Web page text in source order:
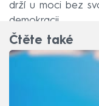
drží u moci bez
demokracii.
Čtěte také